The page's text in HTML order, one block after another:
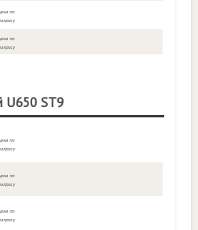
по
запросу
по
запросу
U650 ST9
по
запросу
по
запросу
по
запросу